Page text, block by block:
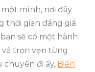
mình, nơi đây
thời gian đáng giá
sẽ có một hành
trọn vẹn từng
chuyến đi ấy, Biển